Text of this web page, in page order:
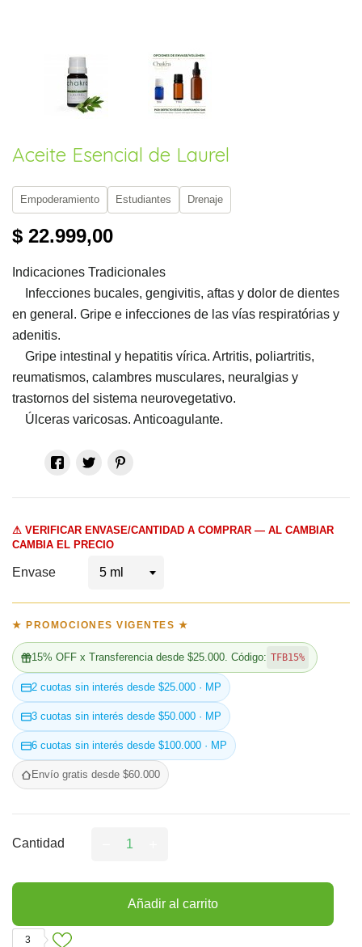
Aceite Esencial de Laurel
Empoderamiento Estudiantes Drenaje
$ 22.999,00
Indicaciones Tradicionales
Infecciones bucales, gengivitis, aftas y dolor de dientes
en general. Gripe e infecciones de las vías respiratórias y
adenitis.
Gripe intestinal y hepatitis vírica. Artritis, poliartritis,
reumatismos, calambres musculares, neuralgias y
trastornos del sistema neurovegetativo.
Úlceras varicosas. Anticoagulante.
⚠ VERIFICAR ENVASE/CANTIDAD A COMPRAR — AL CAMBIAR
CAMBIA EL PRECIO
Envase
★ PROMOCIONES VIGENTES ★
15% OFF x Transferencia desde $25.000. Código: TFB15%
2 cuotas sin interés desde $25.000 · MP
3 cuotas sin interés desde $50.000 · MP
6 cuotas sin interés desde $100.000 · MP
Envío gratis desde $60.000
Cantidad
Añadir al carrito
3